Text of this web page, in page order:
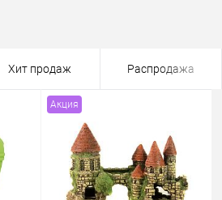
Хит продаж Распродажа
Акция